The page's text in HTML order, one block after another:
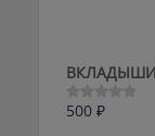
ВКЛАДЫШИ
Оценка
500 ₽